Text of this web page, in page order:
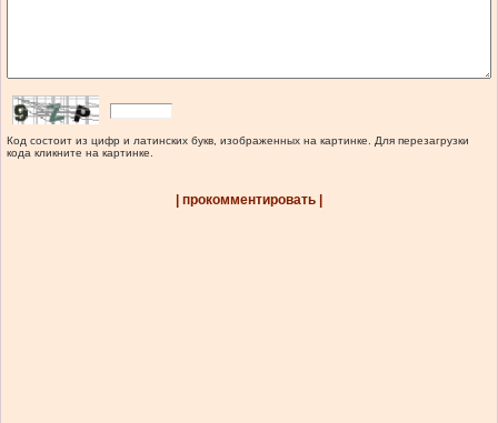
Код состоит из цифр и латинских букв, изображенных на картинке. Для перезагрузки
кода кликните на картинке.
| прокомментировать |